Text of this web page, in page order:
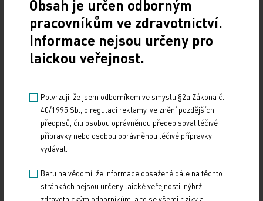
19. světový kongres Controversies in Neurology
(CONy)
10. 3. 2025
19. světový kongres Controversies in Neurology (CONy)
Vystavování ePoukazů
17. 12. 2024
Dnešní Poradna přináší přehled o tom, jak funguje
při jeho předání pacientovi. Představí mimo…
Obsah je určen odborným
pracovníkům ve zdravotnictví.
Informace nejsou určeny pro
laickou veřejnost.
Potvrzuji, že jsem odborníkem ve smyslu §2a Zákona č.
40/1995 Sb., o regulaci reklamy, ve znění pozdějších
předpisů, čili osobou oprávněnou předepisovat léčivé
přípravky nebo osobou oprávněnou léčivé přípravky
vydávat.
Beru na vědomí, že informace obsažené dále na těchto
stránkách nejsou určeny laické veřejnosti, nýbrž
zdravotnickým odborníkům, a to se všemi riziky a